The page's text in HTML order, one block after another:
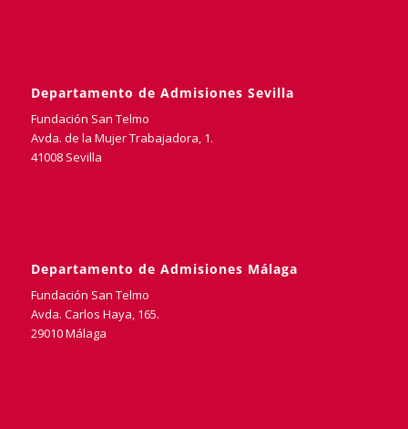
Departamento de Admisiones Sevilla
Fundación San Telmo
Avda. de la Mujer Trabajadora, 1.
41008 Sevilla
Departamento de Admisiones Málaga
Fundación San Telmo
Avda. Carlos Haya, 165.
29010 Málaga